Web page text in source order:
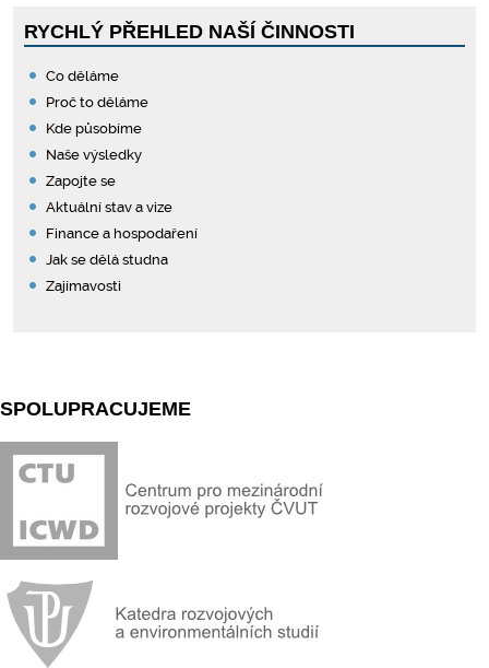
RYCHLÝ PŘEHLED NAŠÍ ČINNOSTI
Co děláme
Proč to děláme
Kde působíme
Naše výsledky
Zapojte se
Aktuální stav a vize
Finance a hospodaření
Jak se dělá studna
Zajímavosti
SPOLUPRACUJEME